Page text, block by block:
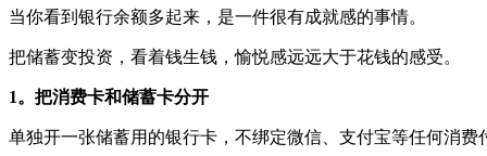
当你看到银行余额多起来，是一件很有成就感的事情。
把储蓄变投资，看着钱生钱，愉悦感远远大于花钱的感受。
1。把消费卡和储蓄卡分开
单独开一张储蓄用的银行卡，不绑定微信、支付宝等任何消费